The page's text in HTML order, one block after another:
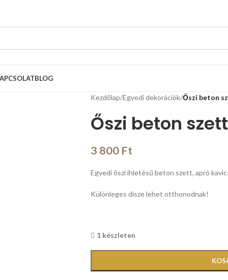
BLOG
Kezdőlap/Egyedi dekorációk/Őszi beton
Őszi beton szett
3 800 Ft
Egyedi őszi ihletésű beton szett, apró
Különleges dísze lehet otthonodnak!
1 készleten